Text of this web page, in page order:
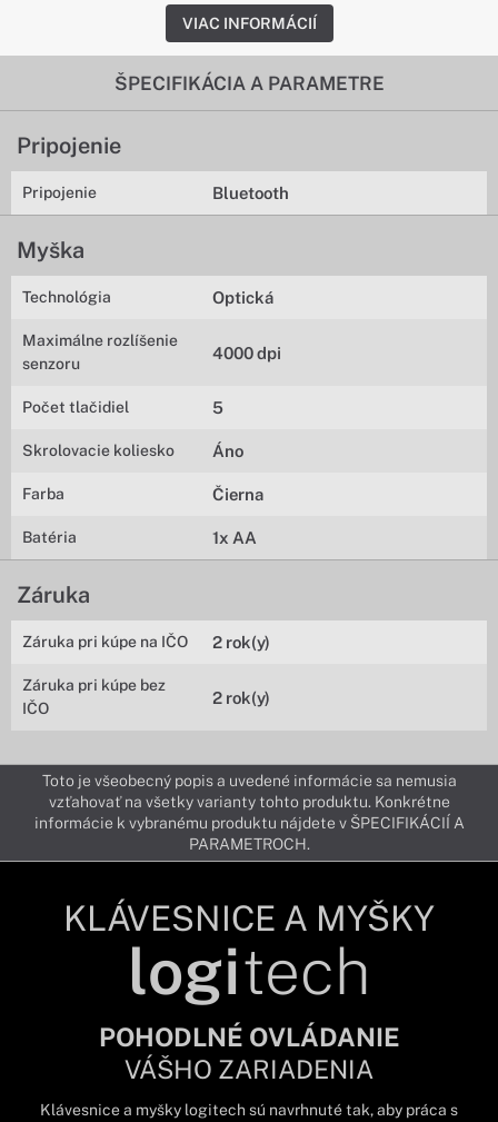
VIAC INFORMÁCIÍ
ŠPECIFIKÁCIA A PARAMETRE
Pripojenie
Pripojenie Bluetooth
Myška
Technológia Optická
Maximálne rozlíšenie
senzoru
4000 dpi
Počet tlačidiel 5
Skrolovacie koliesko Áno
Farba Čierna
Batéria 1x AA
Záruka
Záruka pri kúpe na IČO 2 rok(y)
Záruka pri kúpe bez
IČO
2 rok(y)
Toto je všeobecný popis a uvedené informácie sa nemusia
vzťahovať na všetky varianty tohto produktu. Konkrétne
informácie k vybranému produktu nájdete v ŠPECIFIKÁCIÍ A
PARAMETROCH.
KLÁVESNICE A MYŠKY
logitech
POHODLNÉ OVLÁDANIE
VÁŠHO ZARIADENIA
Klávesnice a myšky logitech sú navrhnuté tak, aby práca s